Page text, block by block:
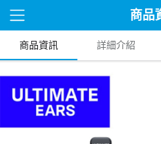
商品
商品資訊 詳細介紹